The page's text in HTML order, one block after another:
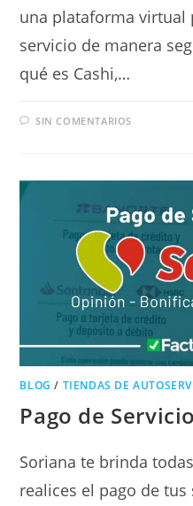
una plataforma virtual
servicio de manera
qué es Cashi,…
SIN COMENTARIOS
BLOG / TIENDAS DE
Pago de
Soriana te brinda
realices el pago de tus